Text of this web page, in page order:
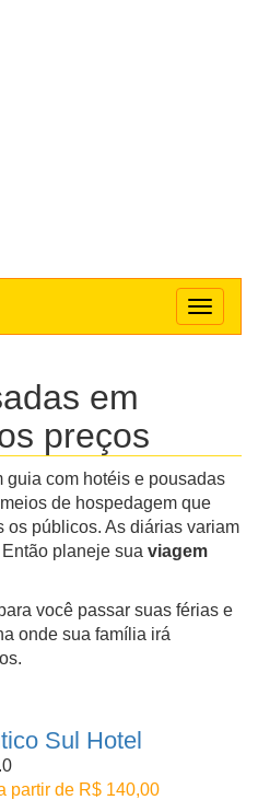
Toggle
em
preços
com hotéis e pousadas
de hospedagem que
os públicos. As diárias variam
planeje sua viagem
você passar suas férias e
onde sua família irá
Sul Hotel
partir de R$ 140,00